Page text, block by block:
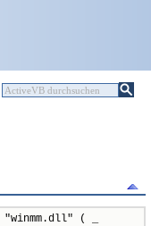
"winmm.dll" ( _